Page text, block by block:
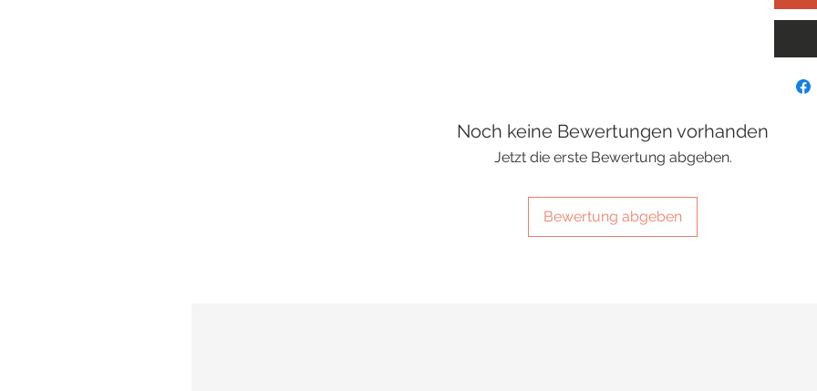
Noch keine Bewertungen vorhanden
Jetzt die erste Bewertung abgeben.
Bewertung abgeben